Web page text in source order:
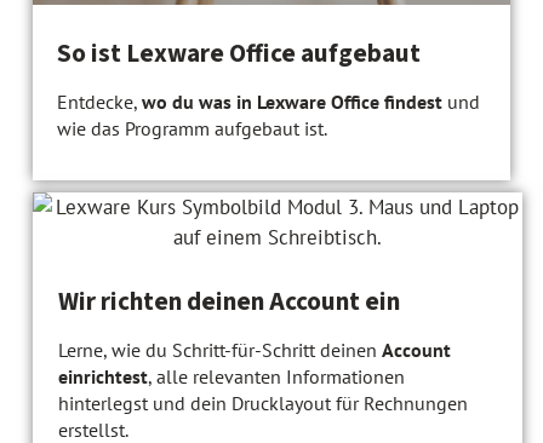
So ist Lexware Office aufgebaut
Entdecke,wo du was in Lexware Office findest und
wie das Programm aufgebaut ist.
Wir richten deinen Account ein
Lerne, wie du Schritt-für-Schritt deinen Account
einrichtest, alle relevanten Informationen
hinterlegst und dein Drucklayout für Rechnungen
erstellst.